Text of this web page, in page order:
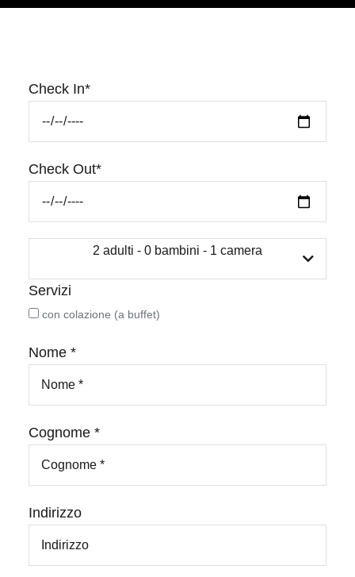
Check In*
Check Out*
2 adulti - 0 bambini - 1 camera
Servizi
con colazione (a buffet)
Nome *
Cognome *
Indirizzo